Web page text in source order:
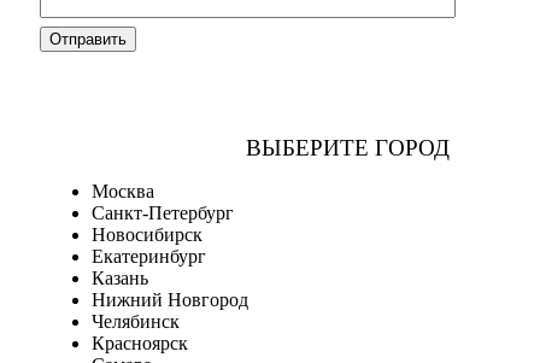
ВЫБЕРИТЕ ГОРОД
Москва
Санкт-Петербург
Новосибирск
Екатеринбург
Казань
Нижний Новгород
Челябинск
Красноярск